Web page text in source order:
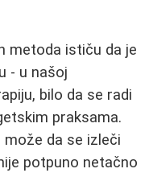
metoda ističu da je
- u našoj
bilo da se radi
praksama.
da se izleči
potpuno netačno